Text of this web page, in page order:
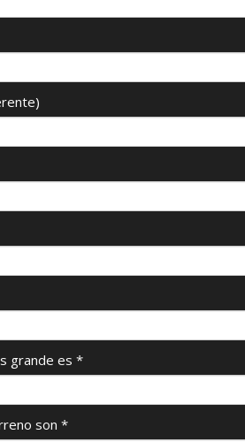
grande es *
son *